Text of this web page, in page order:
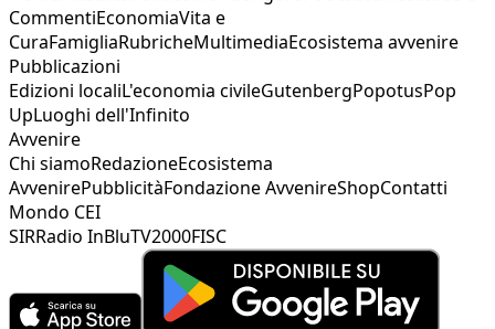
CommentiEconomiaVita e
CuraFamigliaRubricheMultimediaEcosistema avvenire
Pubblicazioni
Edizioni localiL'economia civileGutenbergPopotusPop
UpLuoghi dell'Infinito
Avvenire
Chi siamoRedazioneEcosistema
AvvenirePubblicitàFondazione AvvenireShopContatti
Mondo CEI
SIRRadio InBluTV2000FISC